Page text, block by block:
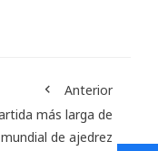
Anterior
más larga de
de ajedrez